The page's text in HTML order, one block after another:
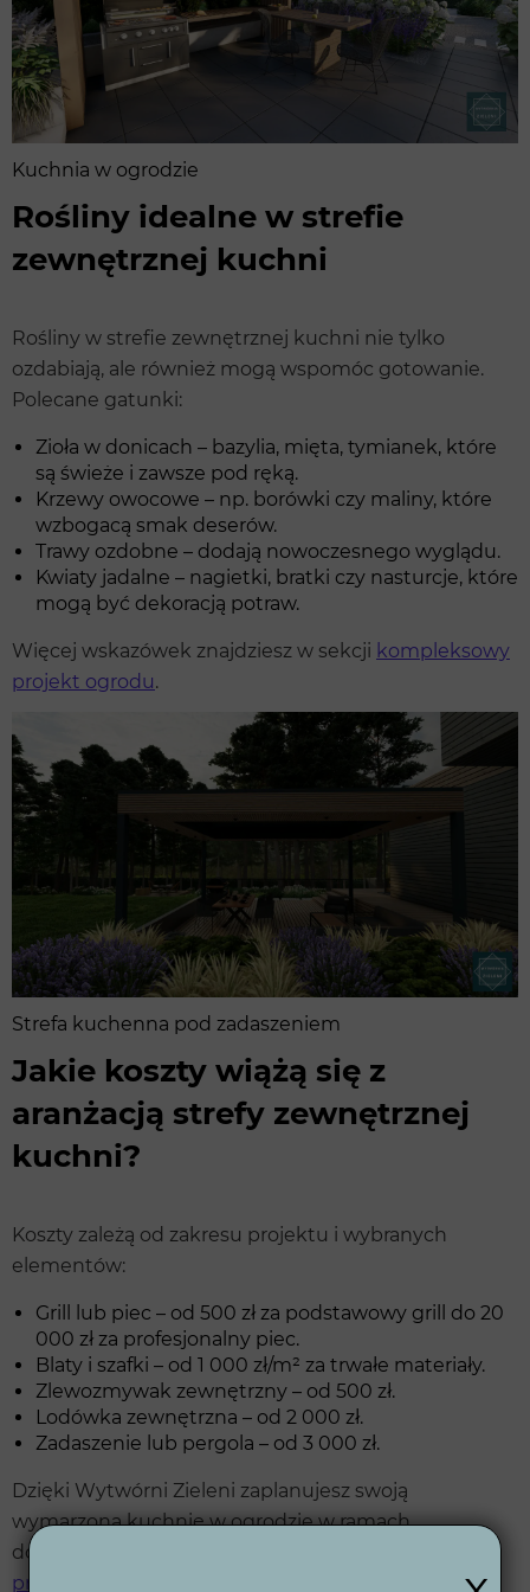
Kuchnia w ogrodzie
Rośliny idealne w strefie
zewnętrznej kuchni
Rośliny w strefie zewnętrznej kuchni nie tylko
ozdabiają, ale również mogą wspomóc gotowanie.
Polecane gatunki:
Zioła w donicach – bazylia, mięta, tymianek, które
są świeże i zawsze pod ręką.
Krzewy owocowe – np. borówki czy maliny, które
wzbogacą smak deserów.
Trawy ozdobne – dodają nowoczesnego wyglądu.
Kwiaty jadalne – nagietki, bratki czy nasturcje, które
mogą być dekoracją potraw.
Więcej wskazówek znajdziesz w sekcji kompleksowy
projekt ogrodu.
Strefa kuchenna pod zadaszeniem
Jakie koszty wiążą się z
aranżacją strefy zewnętrznej
kuchni?
Koszty zależą od zakresu projektu i wybranych
elementów:
Grill lub piec – od 500 zł za podstawowy grill do 20
000 zł za profesjonalny piec.
Blaty i szafki – od 1 000 zł/m² za trwałe materiały.
Zlewozmywak zewnętrzny – od 500 zł.
Lodówka zewnętrzna – od 2 000 zł.
Zadaszenie lub pergola – od 3 000 zł.
Dzięki Wytwórni Zieleni zaplanujesz swoją
wymarzoną kuchnię w ogrodzie w ramach
dostępnego budżetu. Szczegóły znajdziesz w ich
procesie projektowym